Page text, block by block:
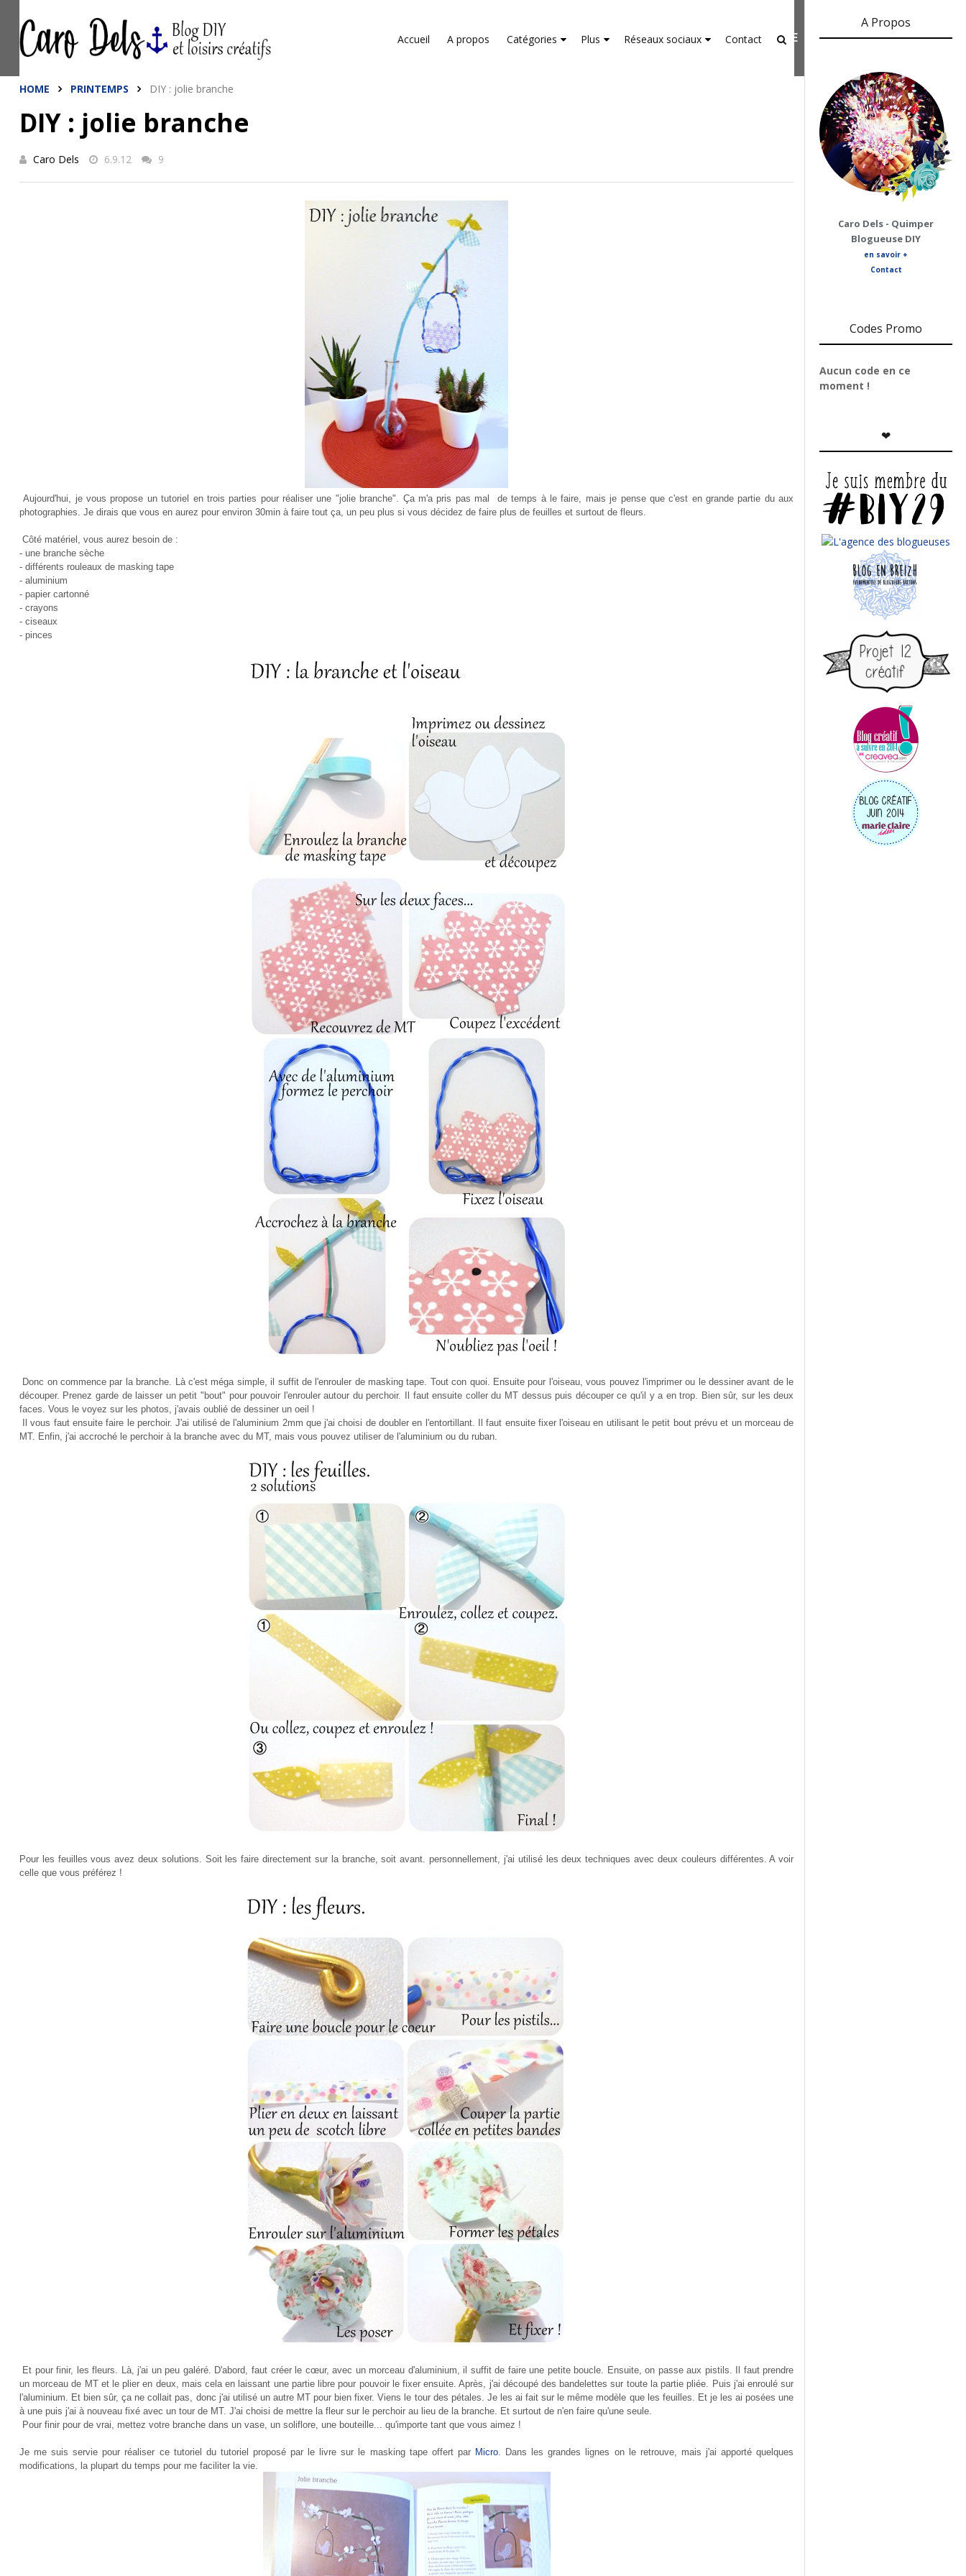
Accueil A propos Catégories Plus Réseaux sociaux Contact
HOME PRINTEMPS DIY : jolie branche
DIY : jolie branche
Caro Dels 6.9.12 9
Aujourd'hui, je vous propose un tutoriel en trois parties pour réaliser une "jolie branche". Ça m'a pris pas mal de temps à le faire, mais je pense que c'est en grande partie du aux
photographies. Je dirais que vous en aurez pour environ 30min à faire tout ça, un peu plus si vous décidez de faire plus de feuilles et surtout de fleurs.
Côté matériel, vous aurez besoin de :
- une branche sèche
- différents rouleaux de masking tape
- aluminium
- papier cartonné
- crayons
- ciseaux
- pinces
Donc on commence par la branche. Là c'est méga simple, il suffit de l'enrouler de masking tape. Tout con quoi. Ensuite pour l'oiseau, vous pouvez l'imprimer ou le dessiner avant de le
découper. Prenez garde de laisser un petit "bout" pour pouvoir l'enrouler autour du perchoir. Il faut ensuite coller du MT dessus puis découper ce qu'il y a en trop. Bien sûr, sur les deux
faces. Vous le voyez sur les photos, j'avais oublié de dessiner un oeil !
Il vous faut ensuite faire le perchoir. J'ai utilisé de l'aluminium 2mm que j'ai choisi de doubler en l'entortillant. Il faut ensuite fixer l'oiseau en utilisant le petit bout prévu et un morceau de
MT. Enfin, j'ai accroché le perchoir à la branche avec du MT, mais vous pouvez utiliser de l'aluminium ou du ruban.
Pour les feuilles vous avez deux solutions. Soit les faire directement sur la branche, soit avant. personnellement, j'ai utilisé les deux techniques avec deux couleurs différentes. A voir
celle que vous préférez !
Et pour finir, les fleurs. Là, j'ai un peu galéré. D'abord, faut créer le cœur, avec un morceau d'aluminium, il suffit de faire une petite boucle. Ensuite, on passe aux pistils. Il faut prendre
un morceau de MT et le plier en deux, mais cela en laissant une partie libre pour pouvoir le fixer ensuite. Après, j'ai découpé des bandelettes sur toute la partie pliée. Puis j'ai enroulé sur
l'aluminium. Et bien sûr, ça ne collait pas, donc j'ai utilisé un autre MT pour bien fixer. Viens le tour des pétales. Je les ai fait sur le même modèle que les feuilles. Et je les ai posées une
à une puis j'ai à nouveau fixé avec un tour de MT. J'ai choisi de mettre la fleur sur le perchoir au lieu de la branche. Et surtout de n'en faire qu'une seule.
Pour finir pour de vrai, mettez votre branche dans un vase, un soliflore, une bouteille... qu'importe tant que vous aimez !
Je me suis servie pour réaliser ce tutoriel du tutoriel proposé par le livre sur le masking tape offert par Micro. Dans les grandes lignes on le retrouve, mais j'ai apporté quelques
modifications, la plupart du temps pour me faciliter la vie.
A Propos
Caro Dels - Quimper
Blogueuse DIY
en savoir +
Contact
Codes Promo
Aucun code en ce
moment !
❤
This site uses cookies from Google to deliver its services and to analyze traffic. Your IP address and user-agent
are shared with Google along with performance and security metrics to ensure quality of service, generate usage
statistics, and to detect and address abuse.
LEARN MORE GOT IT